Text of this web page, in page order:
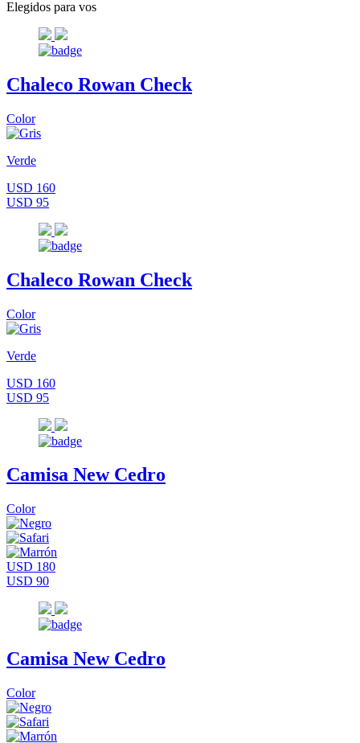
Elegidos para vos
Chaleco Rowan Check
Color
Verde
USD 160
USD 95
Chaleco Rowan Check
Color
Verde
USD 160
USD 95
Camisa New Cedro
Color
USD 180
USD 90
Camisa New Cedro
Color